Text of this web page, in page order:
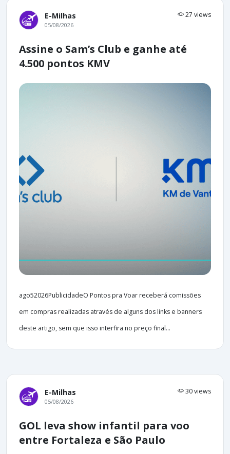
E-Milhas 27 views
05/08/2026
Assine o Sam’s Club e ganhe até
4.500 pontos KMV
ago52026PublicidadeO Pontos pra Voar receberá comissões
em compras realizadas através de alguns dos links e banners
deste artigo, sem que isso interfira no preço final...
E-Milhas 30 views
05/08/2026
GOL leva show infantil para voo
entre Fortaleza e São Paulo